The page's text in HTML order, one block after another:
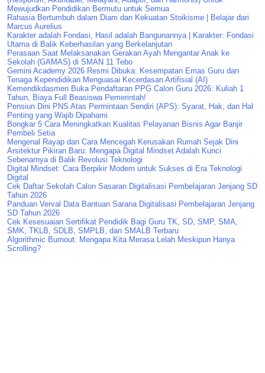
Mewujudkan Pendidikan Bermutu untuk Semua
Rahasia Bertumbuh dalam Diam dan Kekuatan Stoikisme | Belajar dari
Marcus Aurelius
Karakter adalah Fondasi, Hasil adalah Bangunannya | Karakter: Fondasi
Utama di Balik Keberhasilan yang Berkelanjutan
Perasaan Saat Melaksanakan Gerakan Ayah Mengantar Anak ke
Sekolah (GAMAS) di SMAN 11 Tebo
Gemini Academy 2026 Resmi Dibuka: Kesempatan Emas Guru dan
Tenaga Kependidikan Menguasai Kecerdasan Artifisial (AI)
Kemendikdasmen Buka Pendaftaran PPG Calon Guru 2026: Kuliah 1
Tahun, Biaya Full Beasiswa Pemerintah!
Pensiun Dini PNS Atas Permintaan Sendiri (APS): Syarat, Hak, dan Hal
Penting yang Wajib Dipahami
Bongkar 5 Cara Meningkatkan Kualitas Pelayanan Bisnis Agar Banjir
Pembeli Setia
Mengenal Rayap dan Cara Mencegah Kerusakan Rumah Sejak Dini
Arsitektur Pikiran Baru: Mengapa Digital Mindset Adalah Kunci
Sebenarnya di Balik Revolusi Teknologi
Digital Mindset: Cara Berpikir Modern untuk Sukses di Era Teknologi
Digital
Cek Daftar Sekolah Calon Sasaran Digitalisasi Pembelajaran Jenjang SD
Tahun 2026
Panduan Verval Data Bantuan Sarana Digitalisasi Pembelajaran Jenjang
SD Tahun 2026
Cek Kesesuaian Sertifikat Pendidik Bagi Guru TK, SD, SMP, SMA,
SMK, TKLB, SDLB, SMPLB, dan SMALB Terbaru
Algorithmic Burnout: Mengapa Kita Merasa Lelah Meskipun Hanya
Scrolling?